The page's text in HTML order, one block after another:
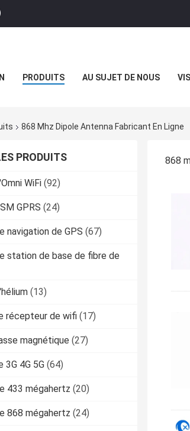
PRODUITS AU SUJET DE NOUS
868 Mhz Dipole Antenna Fabricant En Ligne
PRODUITS
WiFi (92)
GPRS (24)
navigation de GPS (67)
station de base de fibre de
(13)
récepteur de wifi (17)
magnétique (27)
3G 4G 5G (64)
433 mégahertz (20)
868 mégahertz (24)
868